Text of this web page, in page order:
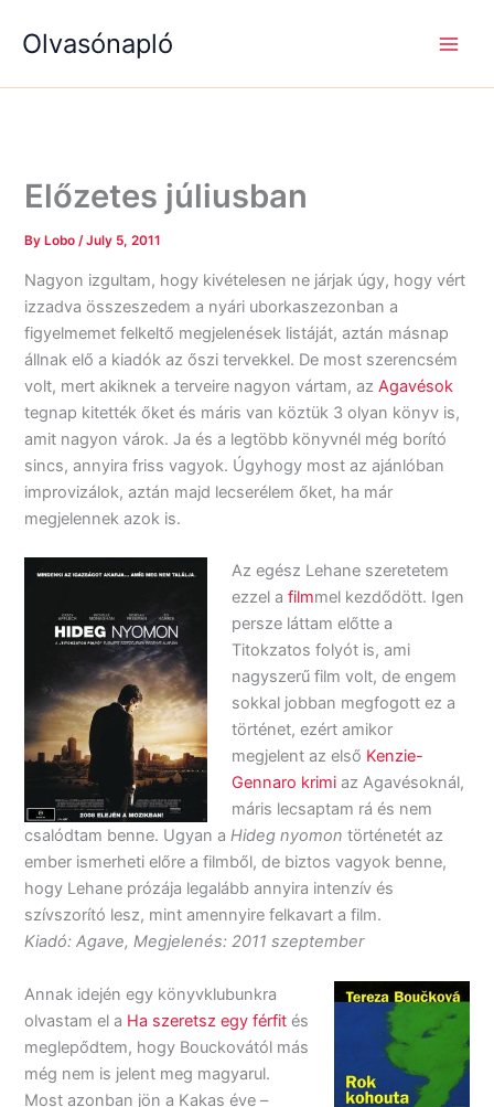
Olvasónapló
Előzetes júliusban
By Lobo/July 5, 2011
Nagyon izgultam, hogy kivételesen ne járjak úgy, hogy vért
izzadva összeszedem a nyári uborkaszezonban a
figyelmemet felkeltő megjelenések listáját, aztán másnap
állnak elő a kiadók az őszi tervekkel. De most szerencsém
volt, mert akiknek a terveire nagyon vártam, azAgavésok
tegnap kitették őket és máris van köztük 3 olyan könyv is,
amit nagyon várok. Ja és a legtöbb könyvnél még borító
sincs, annyira friss vagyok. Úgyhogy most az ajánlóban
improvizálok, aztán majd lecserélem őket, ha már
megjelennek azok is.
Az egész Lehane szeretetem
ezzel afilmmel kezdődött. Igen
persze láttam előtte a
Titokzatos folyót is, ami
nagyszerű film volt, de engem
sokkal jobban megfogott ez a
történet, ezért amikor
megjelent az első Kenzie-
Gennaro krimi az Agavésoknál,
máris lecsaptam rá és nem
csalódtam benne. Ugyan aHideg nyomon történetét az
ember ismerheti előre a filmből, de biztos vagyok benne,
hogy Lehane prózája legalább annyira intenzív és
szívszorító lesz, mint amennyire felkavart a film.
Kiadó: Agave, Megjelenés: 2011 szeptember
Annak idején egy könyvklubunkra
olvastam el a Ha szeretsz egy férfit és
meglepődtem, hogy Bouckovától más
még nem is jelent meg magyarul.
Most azonban jön a Kakas éve –
e
a
é
g
k
é
g
k